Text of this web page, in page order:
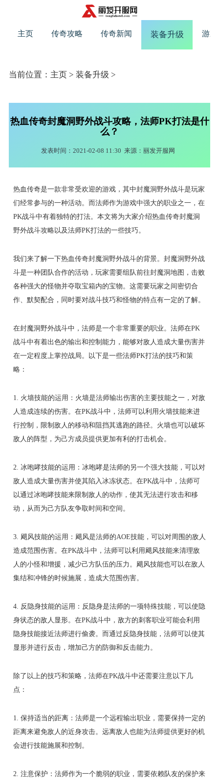
主页 传奇攻略 传奇新闻 装备升级 游戏
当前位置： 主页 > 装备升级 >
热血传奇封魔洞野外战斗攻略，法师PK打法是什
么？
发表时间：2021-02-08 11:30 来源：丽发开服网
热血传奇是一款非常受欢迎的游戏，其中封魔洞野外战斗是玩家
们经常参与的一种活动。而法师作为游戏中强大的职业之一，在
PK战斗中有着独特的打法。本文将为大家介绍热血传奇封魔洞
野外战斗攻略以及法师PK打法的一些技巧。
我们来了解一下热血传奇封魔洞野外战斗的背景。封魔洞野外战
斗是一种团队合作的活动，玩家需要组队前往封魔洞地图，击败
各种强大的怪物并夺取宝箱内的宝物。这需要玩家之间密切合
作、默契配合，同时要对战斗技巧和怪物的特点有一定的了解。
在封魔洞野外战斗中，法师是一个非常重要的职业。法师在PK
战斗中有着出色的输出和控制能力，能够对敌人造成大量伤害并
在一定程度上掌控战局。以下是一些法师PK打法的技巧和策
略：
1. 火墙技能的运用：火墙是法师输出伤害的主要技能之一，对敌
人造成连续的伤害。在PK战斗中，法师可以利用火墙技能来进
行控制，限制敌人的移动和阻挡其逃跑的路径。火墙也可以破坏
敌人的阵型，为己方成员提供更加有利的打击机会。
2. 冰咆哮技能的运用：冰咆哮是法师的另一个强大技能，可以对
敌人造成大量伤害并使其陷入冰冻状态。在PK战斗中，法师可
以通过冰咆哮技能来限制敌人的动作，使其无法进行攻击和移
动，从而为己方队友争取时间和空间。
3. 飓风技能的运用：飓风是法师的AOE技能，可以对周围的敌人
造成范围伤害。在PK战斗中，法师可以利用飓风技能来清理敌
人的小怪和增援，减少己方队伍的压力。飓风技能也可以在敌人
集结和冲锋的时候施展，造成大范围伤害。
4. 反隐身技能的运用：反隐身是法师的一项特殊技能，可以使隐
身状态的敌人显形。在PK战斗中，敌方的刺客职业可能会利用
隐身技能接近法师进行偷袭。而通过反隐身技能，法师可以使其
显形并进行反击，增加己方的防御和反击能力。
除了以上的技巧和策略，法师在PK战斗中还需要注意以下几
点：
1. 保持适当的距离：法师是一个远程输出职业，需要保持一定的
距离来避免敌人的近身攻击。远离敌人也能为法师提供更好的机
会进行技能施展和控制。
2. 注意保护：法师作为一个脆弱的职业，需要依赖队友的保护来